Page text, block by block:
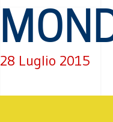
28 Luglio 2015